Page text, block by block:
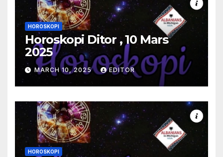
HOROSKOPI
Horoskopi Ditor , 10 Mars
2025
MARCH 10, 2025 EDITOR
HOROSKOPI